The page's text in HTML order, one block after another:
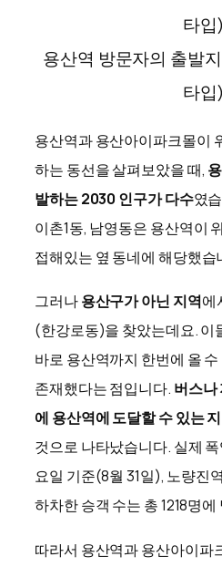
용산역 방문자의 출발
타입)
용산역과 용산아이파크몰이
하는 동선을 살펴보았을 때,
발하는 2030 인구가 다수였
이촌1동, 남영동은 용산역이
접해있는 옆 동네에 해당했습
​그러나용산구가 아닌 지역에
(한강로동)을 찾았는데요. 이
바로 용산역까지 한번에 올
존재했다는 점입니다. 버스나
에 용산역에 도달할 수 있는
것으로 나타났습니다. 실제
요일 기준(8월 31일), 노량진
하차한 승객 수는 총 1218명
따라서 용산역과 용산아이파